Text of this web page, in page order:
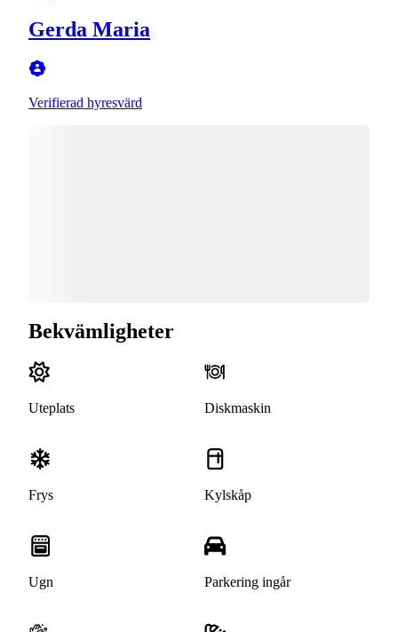
Gerda Maria
Verifierad hyresvärd
Bekvämligheter
Uteplats Diskmaskin
Frys Kylskåp
Ugn Parkering ingår